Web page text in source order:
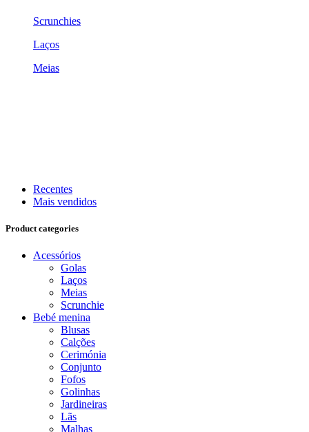
Scrunchies
Laços
Meias
Recentes
Mais vendidos
Product categories
Acessórios
Golas
Laços
Meias
Scrunchie
Bebé menina
Blusas
Calções
Cerimónia
Conjunto
Fofos
Golinhas
Jardineiras
Lãs
Malhas